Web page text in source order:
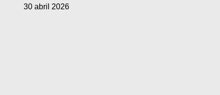
30 abril 2026